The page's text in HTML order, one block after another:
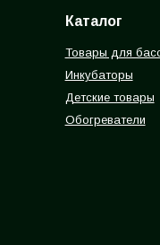
Каталог
Товары для
Инкубаторы
Детские товары
Обогреватели